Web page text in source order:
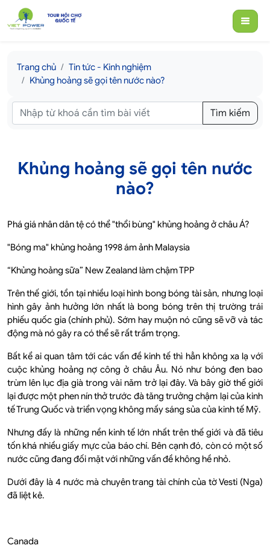
Trang chủ
Tin tức - Kinh nghiệm
Khủng hoảng sẽ gọi tên nước nào?
Tìm kiếm
Khủng hoảng sẽ gọi tên nước
nào?
Phá giá nhân dân tệ có thể "thổi bùng" khủng hoảng ở châu Á?
"Bóng ma" khủng hoảng 1998 ám ảnh Malaysia
“Khủng hoảng sữa” New Zealand làm chậm TPP
Trên thế giới, tồn tại nhiều loại hình bong bóng tài sản, nhưng loại
hình gây ảnh hưởng lớn nhất là bong bóng trên thị trường trái
phiếu quốc gia (chính phủ). Sớm hay muộn nó cũng sẽ vỡ và tác
động mà nó gây ra có thể sẽ rất trầm trọng.
Bất kể ai quan tâm tới các vấn đề kinh tế thì hẳn không xa lạ với
cuộc khủng hoảng nợ công ở châu Âu. Nó như bóng đen bao
trùm lên lục địa già trong vài năm trở lại đây. Và bây giờ thế giới
lại được một phen nín thở trước đà tăng trưởng chậm lại của kinh
tế Trung Quốc và triển vọng không mấy sáng sủa của kinh tế Mỹ.
Nhưng đấy là những nền kinh tế lớn nhất trên thế giới và đã tiêu
tốn khá nhiều giấy mực của báo chí. Bên cạnh đó, còn có một số
nước cũng đang đối mặt với những vấn đề không hề nhỏ.
Dưới đây là 4 nước mà chuyên trang tài chính của tờ Vesti (Nga)
đã liệt kê.
Canada